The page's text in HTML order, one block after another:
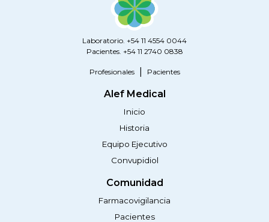
Laboratorio. +54 11 4554 0044
Pacientes. +54 11 2740 0838
Profesionales Pacientes
Alef Medical
Inicio
Historia
Equipo Ejecutivo
Convupidiol
Comunidad
Farmacovigilancia
Pacientes